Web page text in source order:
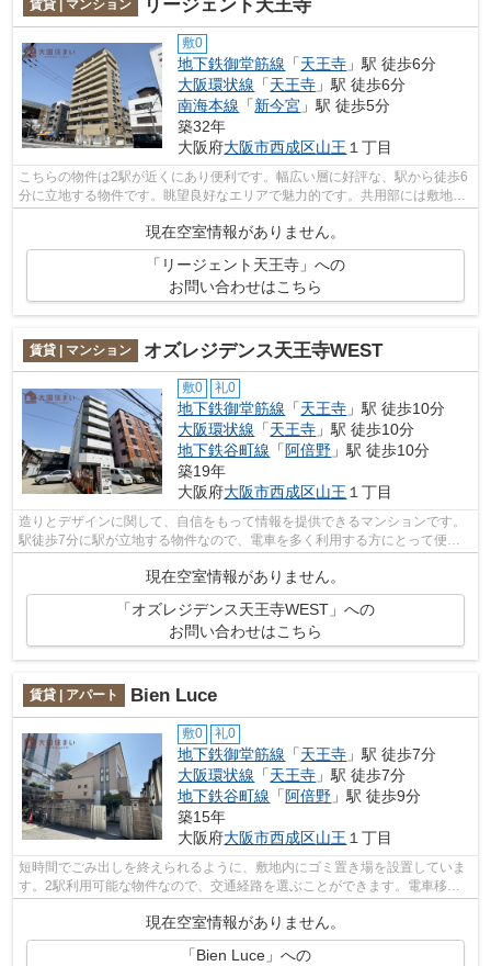
賃貸 | マンション リージェント天王寺
敷0
地下鉄御堂筋線 「天王寺 」駅 徒歩6分
大阪環状線 「天王寺 」駅 徒歩6分
南海本線 「新今宮 」駅 徒歩5分
築32年
大阪府大阪市西成区山王 １丁目
こちらの物件は2駅が近くにあり便利です。幅広い層に好評な、駅から徒歩6
分に立地する物件です。眺望良好なエリアで魅力的です。共用部には敷地内
ごみ置き場・エレベータなどが備わっ...
現在空室情報がありません。
「リージェント天王寺」への
お問い合わせはこちら
賃貸 | マンション オズレジデンス天王寺WEST
敷0 礼0
地下鉄御堂筋線 「天王寺 」駅 徒歩10分
大阪環状線 「天王寺 」駅 徒歩10分
地下鉄谷町線 「 阿倍野 」駅 徒歩10分
築19年
大阪府大阪市西成区山王 １丁目
造りとデザインに関して、自信をもって情報を提供できるマンションです。
駅徒歩7分に駅が立地する物件なので、電車を多く利用する方にとって便利
現在空室情報がありません。
「オズレジデンス天王寺WEST」への
お問い合わせはこちら
賃貸 | アパート Bien Luce
敷0 礼0
地下鉄御堂筋線 「天王寺 」駅 徒歩7分
大阪環状線 「天王寺 」駅 徒歩7分
地下鉄谷町線 「 阿倍野 」駅 徒歩9分
築15年
大阪府大阪市西成区山王 １丁目
短時間でごみ出しを終えられるように、敷地内にゴミ置き場を設置していま
す。2駅利用可能な物件なので、交通経路を選ぶことができます。電車移動
現在空室情報がありません。
「Bien Luce」への